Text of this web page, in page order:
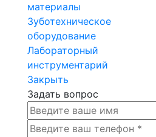
материалы
Зуботехническое
оборудование
Лабораторный
инструментарий
Закрыть
Задать вопрос